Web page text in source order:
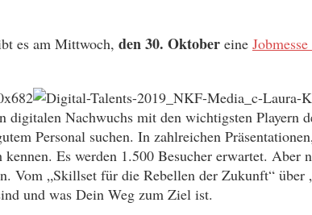
es am Mittwoch, den 30. Oktober eine
digitalen Nachwuchs mit den wichtigsten Playern
Personal suchen. In zahlreichen
Es werden 1.500 Besucher erwartet. Aber
Vom „Skillset für die Rebellen der Zukunft“
und was Dein Weg zum Ziel ist.